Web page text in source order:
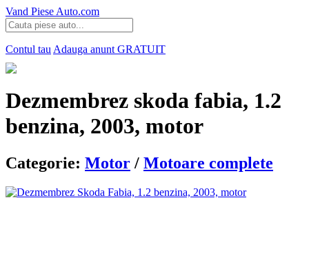
Vand Piese Auto.com
Contul tau Adauga anunt GRATUIT
Dezmembrez skoda fabia, 1.2
benzina, 2003, motor
Categorie: Motor / Motoare complete